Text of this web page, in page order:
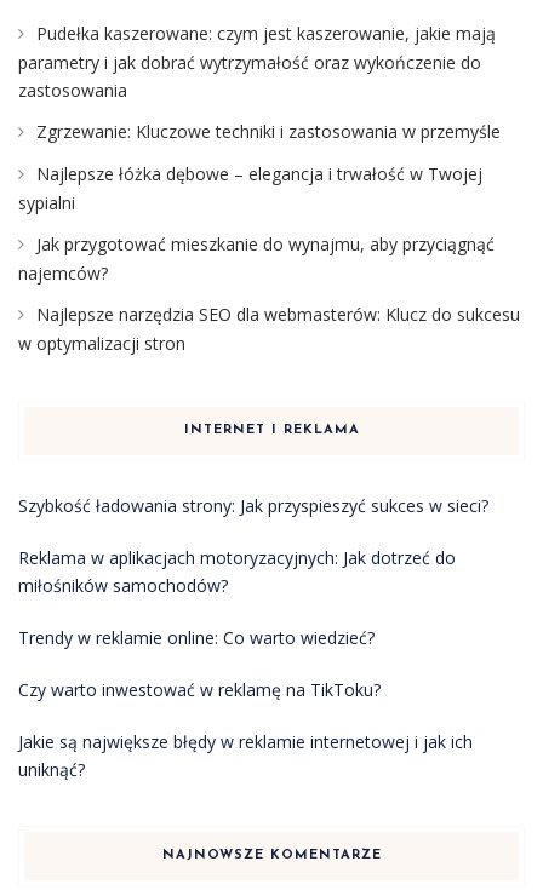
Pudełka kaszerowane: czym jest kaszerowanie, jakie mają
parametry i jak dobrać wytrzymałość oraz wykończenie do
zastosowania
Zgrzewanie: Kluczowe techniki i zastosowania w przemyśle
Najlepsze łóżka dębowe – elegancja i trwałość w Twojej
sypialni
Jak przygotować mieszkanie do wynajmu, aby przyciągnąć
najemców?
Najlepsze narzędzia SEO dla webmasterów: Klucz do sukcesu
w optymalizacji stron
INTERNET I REKLAMA
Szybkość ładowania strony: Jak przyspieszyć sukces w sieci?
Reklama w aplikacjach motoryzacyjnych: Jak dotrzeć do
miłośników samochodów?
Trendy w reklamie online: Co warto wiedzieć?
Czy warto inwestować w reklamę na TikToku?
Jakie są największe błędy w reklamie internetowej i jak ich
uniknąć?
NAJNOWSZE KOMENTARZE